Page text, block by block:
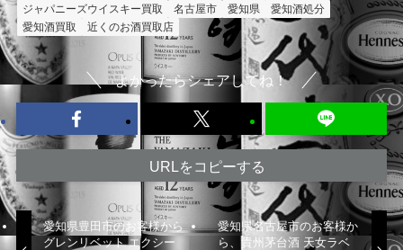
ジャパニーズウイスキー買取
名古屋市 愛知県
愛知酒処分
愛知酒買取
近くのお酒買取店
よかったらシェアしてね！
URLをコピーする
愛知県豊田市のお客様から
グレンリベット エクシー
愛知県名古屋市のお客様か
ら、貴州茅台酒 天女ラベ